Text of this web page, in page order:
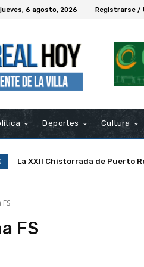
jueves, 6 agosto, 2026 Registrarse /
Deportes Cultura
La XXII Chistorrada de Puerto
FS